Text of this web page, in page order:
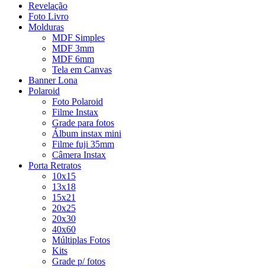
Revelação
Foto Livro
Molduras
MDF Simples
MDF 3mm
MDF 6mm
Tela em Canvas
Banner Lona
Polaroid
Foto Polaroid
Filme Instax
Grade para fotos
Álbum instax mini
Filme fuji 35mm
Câmera Instax
Porta Retratos
10x15
13x18
15x21
20x25
20x30
40x60
Múltiplas Fotos
Kits
Grade p/ fotos